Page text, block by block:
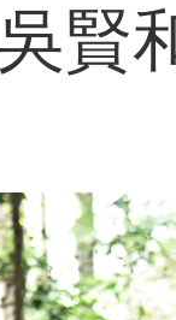
賢